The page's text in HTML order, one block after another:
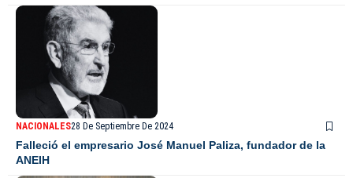
NACIONALES28 De Septiembre De 2024
Falleció el empresario José Manuel Paliza, fundador de la
ANEIH